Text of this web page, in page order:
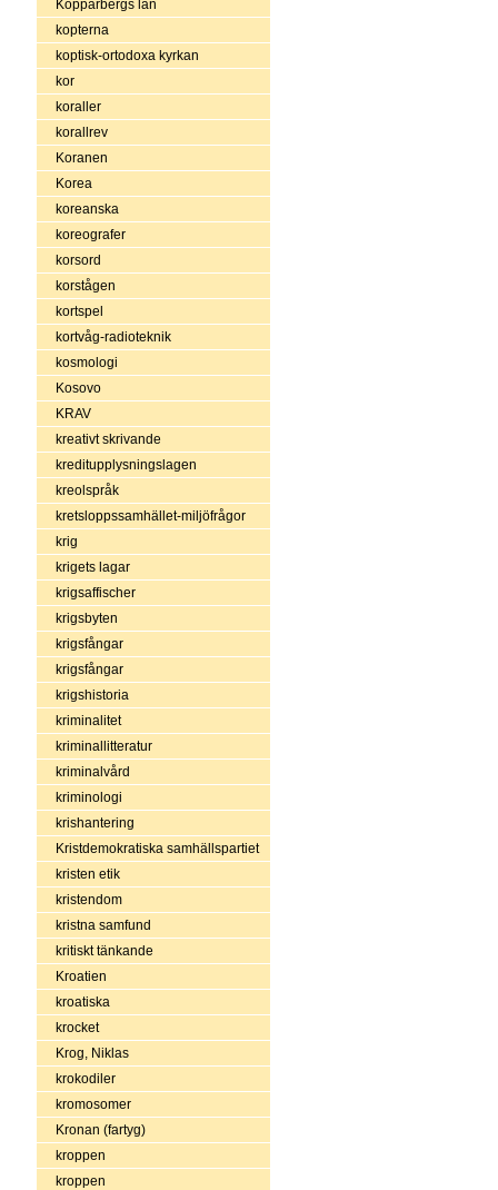
Kopparbergs län
kopterna
koptisk-ortodoxa kyrkan
kor
koraller
korallrev
Koranen
Korea
koreanska
koreografer
korsord
korstågen
kortspel
kortvåg-radioteknik
kosmologi
Kosovo
KRAV
kreativt skrivande
kreditupplysningslagen
kreolspråk
kretsloppssamhället-miljöfrågor
krig
krigets lagar
krigsaffischer
krigsbyten
krigsfångar
krigsfångar
krigshistoria
kriminalitet
kriminallitteratur
kriminalvård
kriminologi
krishantering
Kristdemokratiska samhällspartiet
kristen etik
kristendom
kristna samfund
kritiskt tänkande
Kroatien
kroatiska
krocket
Krog, Niklas
krokodiler
kromosomer
Kronan (fartyg)
kroppen
kroppen